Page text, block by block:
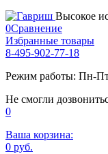
Высокое
0Сравнение
Избранные товары
8-495-902-77-18
Режим работы: Пн-
Не смогли
0
Ваша корзина:
0 руб.